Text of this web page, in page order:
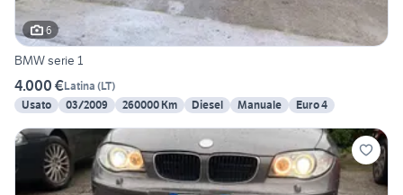
6
BMW serie 1
4.000 €Latina (LT)
Usato
03/2009 260000 Km Diesel Manuale Euro 4